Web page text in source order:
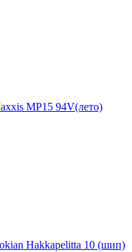
MP15 94V(лето)
Hakkapelitta 10 (шип)